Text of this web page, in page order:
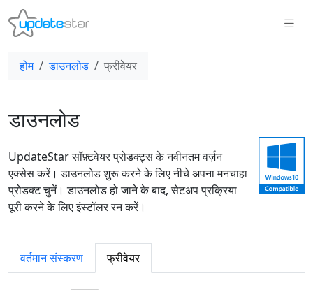
होम डाउनलोड फ्रीवेयर
डाउनलोड
UpdateStar सॉफ़्टवेयर प्रोडक्ट्स के नवीनतम वर्ज़न
एक्सेस करें। डाउनलोड शुरू करने के लिए नीचे अपना मनचाहा
प्रोडक्ट चुनें। डाउनलोड हो जाने के बाद, सेटअप प्रक्रिया
पूरी करने के लिए इंस्टॉलर रन करें।
वर्तमान संस्करण फ्रीवेयर